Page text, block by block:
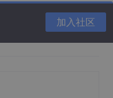
加入社区